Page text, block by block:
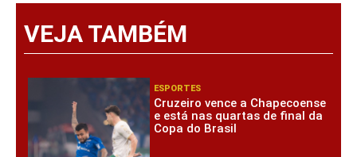
VEJA TAMBÉM
ESPORTES
Cruzeiro vence a Chapecoense
e está nas quartas de final da
Copa do Brasil